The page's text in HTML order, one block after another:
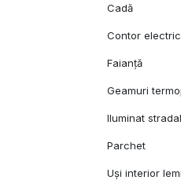
Cadă
Contor electric
Faianță
Geamuri
Iluminat stradal
Parchet
Uși interior